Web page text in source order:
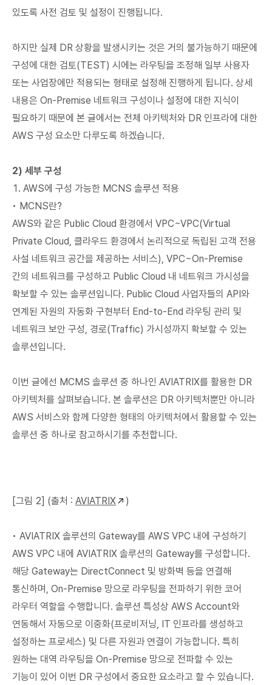
있도록 사전 검토 및 설정이 진행됩니다.
하지만 실제 DR 상황을 발생시키는 것은 거의 불가능하기 때문에
구성에 대한 검토(TEST) 시에는 라우팅을 조정해 일부 사용자
또는 사업장에만 적용되는 형태로 설정해 진행하게 됩니다. 상세
내용은 On-Premise 네트워크 구성이나 설정에 대한 지식이
필요하기 때문에 본 글에서는 전체 아키텍처와 DR 인프라에 대한
AWS 구성 요소만 다루도록 하겠습니다.
2) 세부 구성
1. AWS에 구성 가능한 MCNS 솔루션 적용
• MCNS란?
AWS와 같은 Public Cloud 환경에서 VPC~VPC(Virtual
Private Cloud, 클라우드 환경에서 논리적으로 독립된 고객 전용
사설 네트워크 공간을 제공하는 서비스), VPC~On-Premise
간의 네트워크를 구성하고 Public Cloud 내 네트워크 가시성을
확보할 수 있는 솔루션입니다. Public Cloud 사업자들의 API와
연계된 자원의 자동화 구현부터 End-to-End 라우팅 관리 및
네트워크 보안 구성, 경로(Traffic) 가시성까지 확보할 수 있는
솔루션입니다.
이번 글에선 MCMS 솔루션 중 하나인 AVIATRIX를 활용한 DR
아키텍처를 살펴보습니다. 본 솔루션은 DR 아키텍처뿐만 아니라
AWS 서비스와 함께 다양한 형태의 아키텍처에서 활용할 수 있는
솔루션 중 하나로 참고하시기를 추천합니다.
[그림 2] (출처 : AVIATRIX )
• AVIATRIX 솔루션의 Gateway를 AWS VPC 내에 구성하기
AWS VPC 내에 AVIATRIX 솔루션의 Gateway를 구성합니다.
해당 Gateway는 DirectConnect 및 방화벽 등을 연결해
통신하며, On-Premise 망으로 라우팅을 전파하기 위한 코어
라우터 역할을 수행합니다. 솔루션 특성상 AWS Account와
연동해서 자동으로 이중화(프로비저닝, IT 인프라를 생성하고
설정하는 프로세스) 및 다른 자원과 연결이 가능합니다. 특히
원하는 대역 라우팅을 On-Premise 망으로 전파할 수 있는
기능이 있어 이번 DR 구성에서 중요한 요소라고 할 수 있습니다.